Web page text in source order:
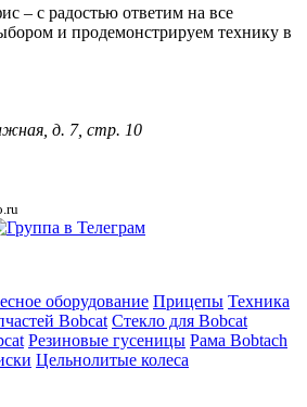
– с радостью ответим на все
и продемонстрируем технику в
д. 7, стр. 10
оборудование Прицепы Техника
Bobcat Стекло для Bobcat
Резиновые гусеницы Рама Bobtach
Цельнолитые колеса